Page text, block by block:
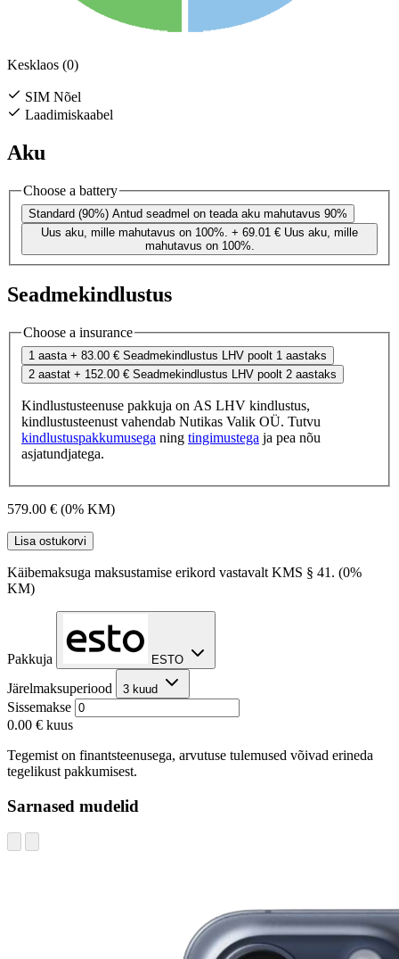
Kesklaos (0)
SIM Nõel
Laadimiskaabel
Aku
Choose a battery
Standard (90%) Antud seadmel on teada aku mahutavus 90%
Uus aku, mille mahutavus on 100%. + 69.01 € Uus aku, mille
mahutavus on 100%.
Seadmekindlustus
Choose a insurance
1 aasta + 83.00 € Seadmekindlustus LHV poolt 1 aastaks
2 aastat + 152.00 € Seadmekindlustus LHV poolt 2 aastaks
Kindlustusteenuse pakkuja on AS LHV kindlustus,
kindlustusteenust vahendab Nutikas Valik OÜ. Tutvu
kindlustuspakkumusega ning tingimustega ja pea nõu
asjatundjatega.
579.00 € (0% KM)
Lisa ostukorvi
Käibemaksuga maksustamise erikord vastavalt KMS § 41. (0%
KM)
Pakkuja ESTO
Järelmaksuperiood 3 kuud
Sissemakse
0.00 € kuus
Tegemist on finantsteenusega, arvutuse tulemused võivad erineda
tegelikust pakkumisest.
Sarnased mudelid